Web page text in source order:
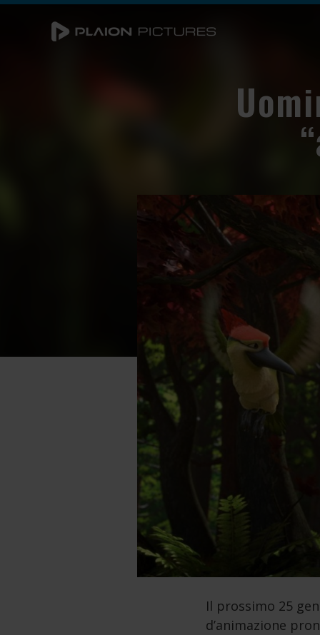
Il prossimo 25
d’animazione